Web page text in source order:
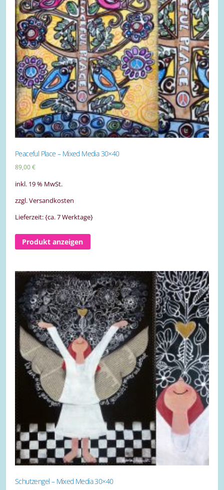
Peaceful Place – Mixed Media 30×40
89,00€
inkl. 19 % MwSt.
zzgl. Versandkosten
Lieferzeit: {ca. 7 Werktage}
Produkt anzeigen
Schutzengel – Mixed Media 30×40